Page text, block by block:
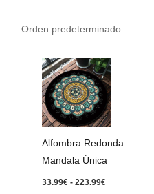
Alfombra Redonda
Mandala Única
33.99€ - 223.99€
Rango
de
precios:
desde
33.99€
hasta
223.99€